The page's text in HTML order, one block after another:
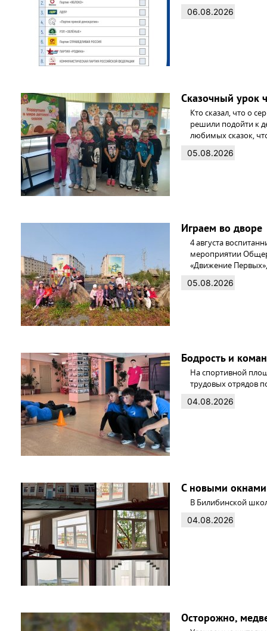
06.08.2026
Сказочный урок
Кто сказал, что о
решили подойти к
любимых сказок,
05.08.2026
Играем во дворе
4 августа
мероприятии
«Движение
05.08.2026
Бодрость и
На спортивной
трудовых отрядов
04.08.2026
С новыми
В Билибинской
04.08.2026
Осторожно,